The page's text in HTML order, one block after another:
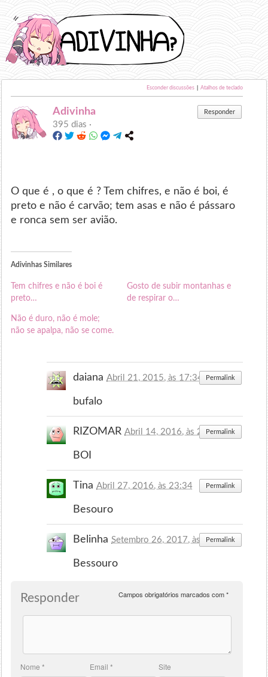
Esconder discussões Atalhos de teclado
Adivinha Responder
395 dias ·
O que é , o que é ? Tem chifres, e não é boi, é
preto e não é carvão; tem asas e não é pássaro
e ronca sem ser avião.
Adivinhas Similares
Tem chifres e não é boi é
preto…
Gosto de subir montanhas e
de respirar o…
Não é duro, não é mole;
não se apalpa, não se come.
daianaAbril 21, 2015, às 17:34 Permalink
bufalo
RIZOMARAbril 14, 2016, às 22:09Permalink
BOI
TinaAbril 27, 2016, às 23:34 Permalink
Besouro
BelinhaSetembro 26, 2017, às 17:14
Permalink
Bessouro
Responder Campos obrigatórios marcados com*
Nome* Email * Site